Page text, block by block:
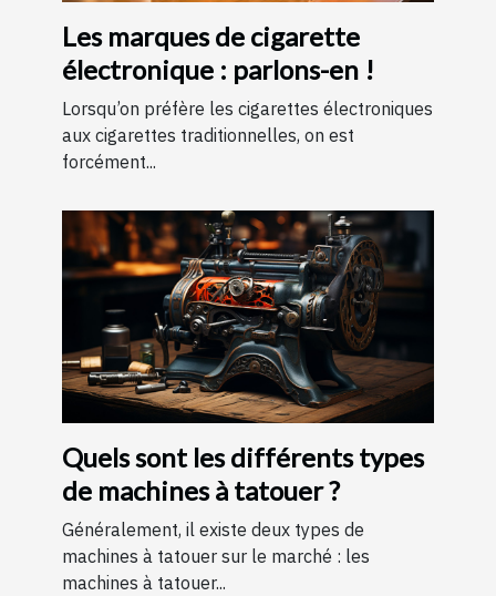
Les marques de cigarette
électronique : parlons-en !
Lorsqu’on préfère les cigarettes électroniques
aux cigarettes traditionnelles, on est
forcément...
Quels sont les différents types
de machines à tatouer ?
Généralement, il existe deux types de
machines à tatouer sur le marché : les
machines à tatouer...